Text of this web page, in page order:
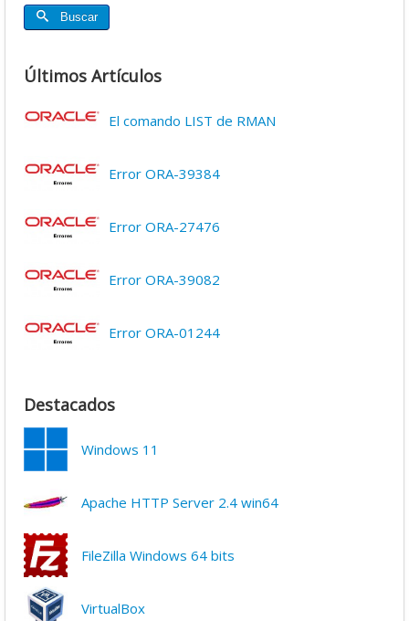
Buscar
Últimos Artículos
El comando LIST de RMAN
Error ORA-39384
Error ORA-27476
Error ORA-39082
Error ORA-01244
Destacados
Windows 11
Apache HTTP Server 2.4 win64
FileZilla Windows 64 bits
VirtualBox